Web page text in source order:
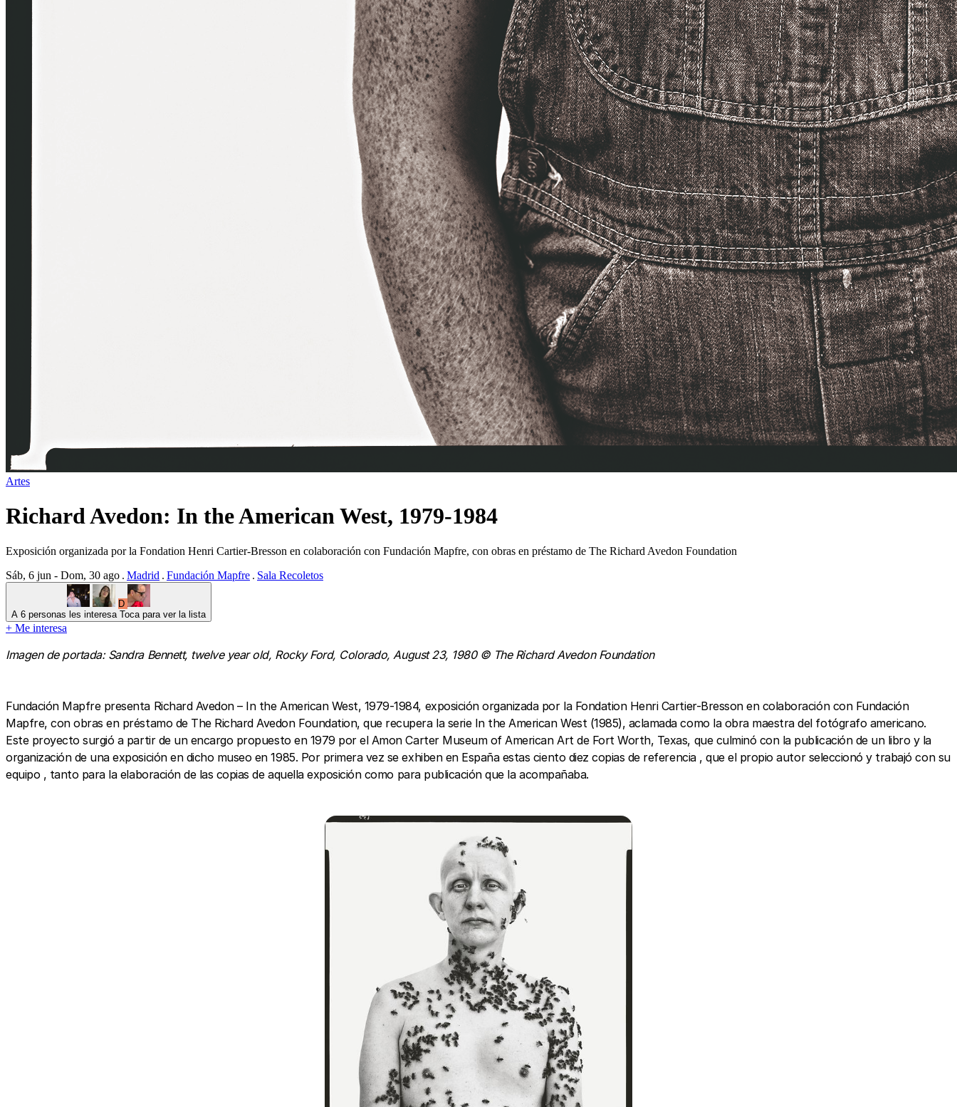
Artes
Richard Avedon: In the American West, 1979-1984
Exposición organizada por la Fondation Henri Cartier-Bresson en colaboración con Fundación Mapfre, con obras en préstamo de The Richard Avedon Foundation
Sáb, 6 jun - Dom, 30 ago Madrid Fundación Mapfre Sala Recoletos
D
A 6 personas les interesa Toca para ver la lista
+ Me interesa
Imagen de portada: Sandra Bennett, twelve year old, Rocky Ford, Colorado, August 23, 1980 © The Richard Avedon Foundation
Fundación Mapfre presenta Richard Avedon – In the American West, 1979-1984, exposición organizada por la Fondation Henri Cartier-Bresson en colaboración con Fundación
Mapfre, con obras en préstamo de The Richard Avedon Foundation, que recupera la serie In the American West (1985), aclamada como la obra maestra del fotógrafo americano.
Este proyecto surgió a partir de un encargo propuesto en 1979 por el Amon Carter Museum of American Art de Fort Worth, Texas, que culminó con la publicación de un libro y la
organización de una exposición en dicho museo en 1985. Por primera vez se exhiben en España estas ciento diez copias de referencia , que el propio autor seleccionó y trabajó con su
equipo , tanto para la elaboración de las copias de aquella exposición como para publicación que la acompañaba.